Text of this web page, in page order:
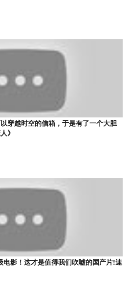
穿越时空的信箱，于是有了一个大胆
》
电影！这才是值得我们吹嘘的国产片!速